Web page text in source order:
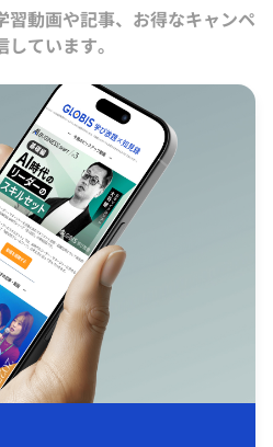
習動画や記事、お得なキャンペ
ています。